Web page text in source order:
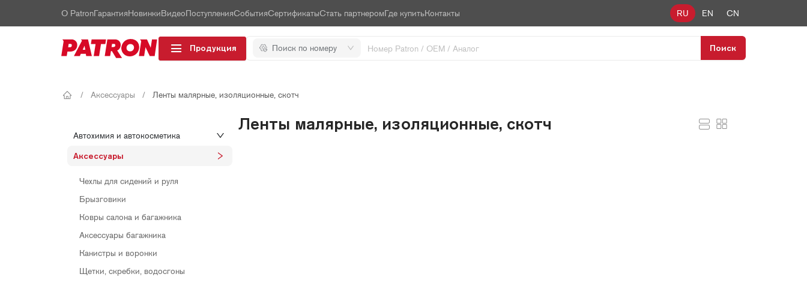
О PatronГарантияНовинкиВидеоПоступленияСобытияСертификатыСтать партнеромГде купитьКонтакты RU EN CN
Продукция Поиск по номеру Поиск
/ Аксессуары / Ленты малярные, изоляционные, скотч
Автохимия и автокосметика
Аксессуары
Чехлы для сидений и руля
Брызговики
Ковры салона и багажника
Аксессуары багажника
Канистры и воронки
Щетки, скребки, водосгоны
Ленты малярные, изоляционные, скотч